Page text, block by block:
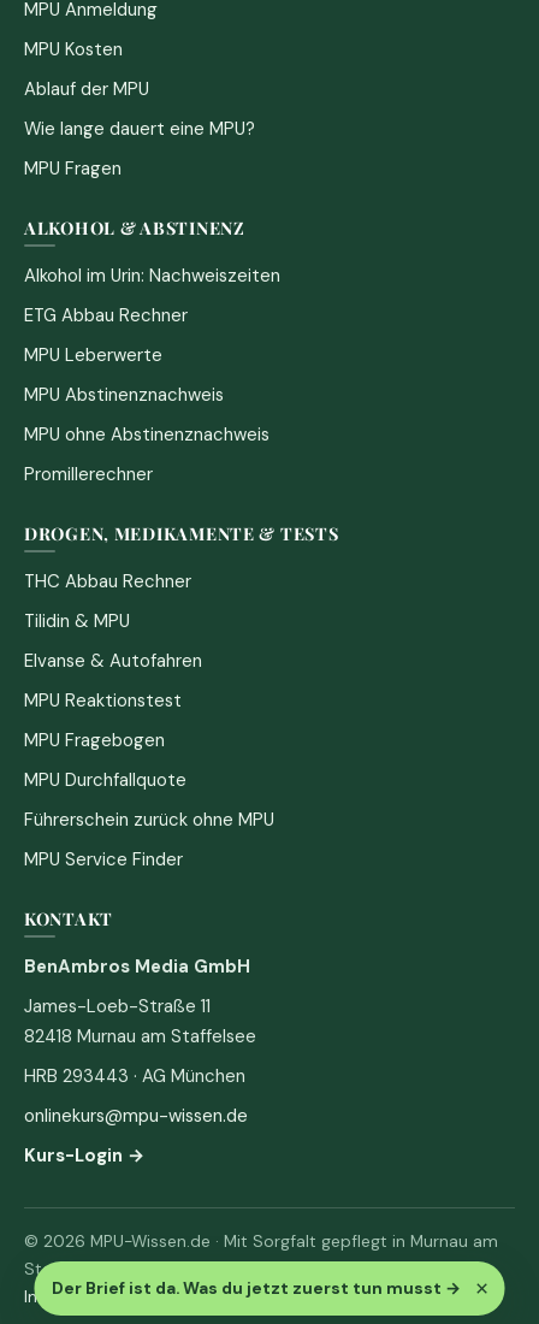
Der Brief ist da. Was du jetzt zuerst tun musst → ×
MPU Anmeldung
MPU Kosten
Ablauf der MPU
Wie lange dauert eine MPU?
MPU Fragen
ALKOHOL & ABSTINENZ
Alkohol im Urin: Nachweiszeiten
ETG Abbau Rechner
MPU Leberwerte
MPU Abstinenznachweis
MPU ohne Abstinenznachweis
Promillerechner
DROGEN, MEDIKAMENTE & TESTS
THC Abbau Rechner
Tilidin & MPU
Elvanse & Autofahren
MPU Reaktionstest
MPU Fragebogen
MPU Durchfallquote
Führerschein zurück ohne MPU
MPU Service Finder
KONTAKT
BenAmbros Media GmbH
James-Loeb-Straße 11
82418 Murnau am Staffelsee
HRB 293443 · AG München
onlinekurs@mpu-wissen.de
Kurs-Login →
© 2026 MPU-Wissen.de · Mit Sorgfalt gepflegt in Murnau am
Staffelsee
Impressum· Datenschutz & AGB